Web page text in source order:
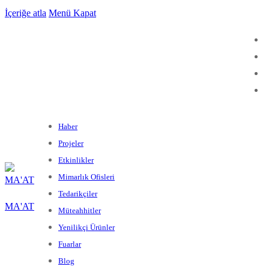
İçeriğe atla Menü Kapat
MA'AT
Haber
Projeler
Etkinlikler
Mimarlık Ofisleri
Tedarikçiler
Müteahhitler
Yenilikçi Ürünler
Fuarlar
Blog